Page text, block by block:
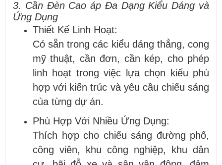
3. Cần Đèn Cao áp Đa Dạng Kiểu Dáng và
Ứng Dụng
Thiết Kế Linh Hoạt:
Có sẵn trong các kiểu dáng thẳng, cong
mỹ thuật, cần đơn, cần kép, cho phép
linh hoạt trong việc lựa chọn kiểu phù
hợp với kiến trúc và yêu cầu chiếu sáng
của từng dự án.
Phù Hợp Với Nhiều Ứng Dụng:
Thích hợp cho chiếu sáng đường phố,
công viên, khu công nghiệp, khu dân